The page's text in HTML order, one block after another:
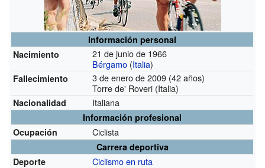
Información personal
Nacimiento
21 de junio de 1966
Bérgamo (Italia)
Fallecimiento
3 de enero de 2009 (42 años)
Torre de' Roveri (Italia)
Nacionalidad Italiana
Información profesional
Ocupación
Ciclista
Carrera deportiva
Deporte
Ciclismo en ruta